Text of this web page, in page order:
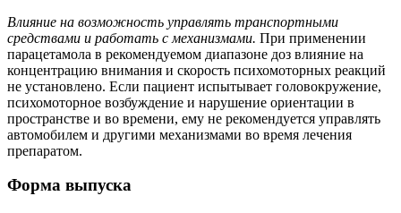
Влияние на возможность управлять транспортными
средствами и работать с механизмами. При применении
парацетамола в рекомендуемом диапазоне доз влияние на
концентрацию внимания и скорость психомоторных реакций
не установлено. Если пациент испытывает головокружение,
психомоторное возбуждение и нарушение ориентации в
пространстве и во времени, ему не рекомендуется управлять
автомобилем и другими механизмами во время лечения
препаратом.
Форма выпуска